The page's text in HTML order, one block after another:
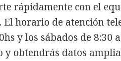
rápidamente con el
horario de atención
y los sábados de 8:30
y obtendrás datos